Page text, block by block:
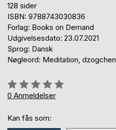
128 sider
ISBN: 9788743030836
Forlag: Books on Demand
Udgivelsesdato: 23.07.2021
Sprog: Dansk
Nøgleord: Meditation, dzogchen
Anmeldelse::
0%
0 Anmeldelser
Kan fås som: